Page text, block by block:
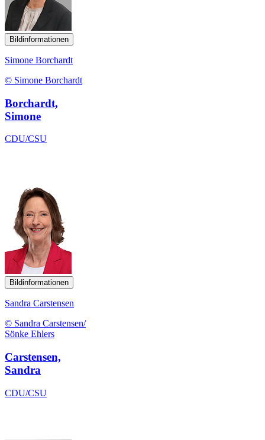
Bildinformationen
Simone Borchardt
© Simone Borchardt
Borchardt,
Simone
CDU/CSU
Bildinformationen
Sandra Carstensen
© Sandra Carstensen/
Sönke Ehlers
Carstensen,
Sandra
CDU/CSU